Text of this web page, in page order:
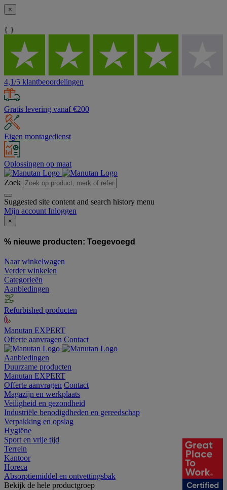
×
{ }
4,1/5 klantbeoordelingen
Gratis levering vanaf €200
Eigen montagedienst
Oplossingen op maat
Zoek
Suggested site content and search history menu
Mijn account Inloggen
×
% nieuwe producten: Toegevoegd
Naar winkelwagen
Verder winkelen
Categorieën
Aanbiedingen
Refurbished producten
Manutan EXPERT
Offerte aanvragen Contact
Aanbiedingen
Duurzame producten
Manutan EXPERT
Offerte aanvragen Contact
Magazijn en werkplaats
Veiligheid en gezondheid
Industriële benodigdheden en gereedschap
Verpakking en opslag
Hygiëne
Sport en vrije tijd
Terrein
Kantoor
Horeca
Absorptiemiddel en ontvettingsbak
Bekijk de hele productgroep